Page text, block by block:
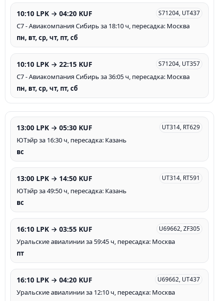
10:10 LPK → 04:20 KUF S71204, UT437
С7 - Авиакомпания Сибирь за 18:10 ч, пересадка: Москва
пн, вт, ср, чт, пт, сб
10:10 LPK → 22:15 KUF S71204, UT357
С7 - Авиакомпания Сибирь за 36:05 ч, пересадка: Москва
пн, вт, ср, чт, пт, сб
13:00 LPK → 05:30 KUF UT314, RT629
ЮТэйр за 16:30 ч, пересадка: Казань
вс
13:00 LPK → 14:50 KUF UT314, RT591
ЮТэйр за 49:50 ч, пересадка: Казань
вс
16:10 LPK → 03:55 KUF U69662, ZF305
Уральские авиалинии за 59:45 ч, пересадка: Москва
пт
16:10 LPK → 04:20 KUF U69662, UT437
Уральские авиалинии за 12:10 ч, пересадка: Москва